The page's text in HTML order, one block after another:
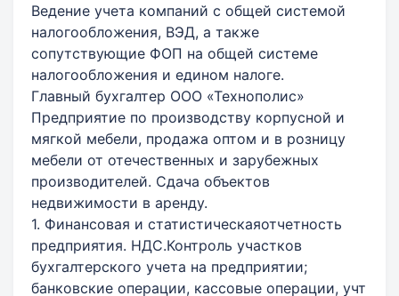
Ведение учета компаний с общей системой
налогообложения, ВЭД, а также
сопутствующие ФОП на общей системе
налогообложения и едином налоге.
Главный бухгалтер ООО «Технополис»
Предприятие по производству корпусной и
мягкой мебели, продажа оптом и в розницу
мебели от отечественных и зарубежных
производителей. Сдача объектов
недвижимости в аренду.
1. Финансовая и статистическаяотчетность
предприятия. НДС.Контроль участков
бухгалтерского учета на предприятии;
банковские операции, кассовые операции, учт